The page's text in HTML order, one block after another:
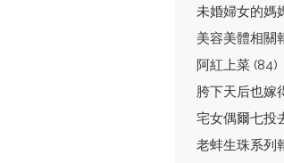
未婚婦女的媽
美容美體相關
阿紅上菜 (84)
胯下天后也嫁
宅女偶爾七投
老蚌生珠系列